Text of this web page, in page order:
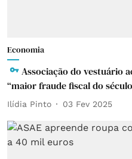
Economia
Associação do vestuário
“maior fraude fiscal do
Ilídia Pinto 03 Fev 2025